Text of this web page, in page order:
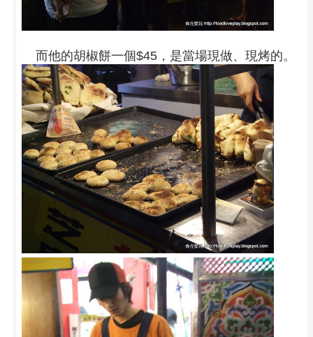
而他的胡椒餅一個$45，是當場現做、現烤的。